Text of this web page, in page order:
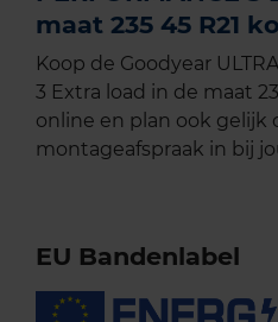
maat 235 45 R21
Koop de Goodyear
3 Extra load in de maat
online en plan ook gelijk
montageafspraak in bij
EU Bandenlabel